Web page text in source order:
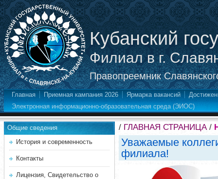
Кубанский
Филиал в г.
Правопреемник
Главная Приемная кампания 2026 Ярмарка вакансий
Электронная информационно-образовательная среда (ЭИОС)
Общие сведения
История и современность
Контакты
Лицензия, Свидетельство о
/ ГЛАВНАЯ СТРАНИЦА/
Уважаемые
филиала!